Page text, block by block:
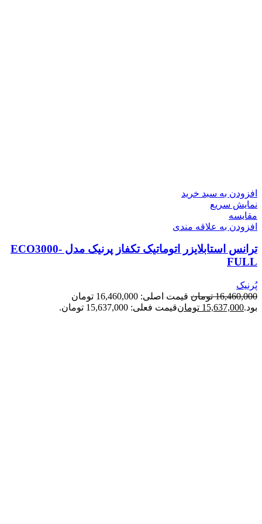
افزودن به سبد خرید
نمایش سریع
مقايسه
افزودن به علاقه مندی
ترانس استابلایزر اتوماتیک تکفاز پرنیک مدل ECO3000-
FULL
پُرنیک
16,460,000 تومان
قیمت اصلی: 16,460,000 تومان
بود.15,637,000 تومانقیمت فعلی: 15,637,000 تومان.